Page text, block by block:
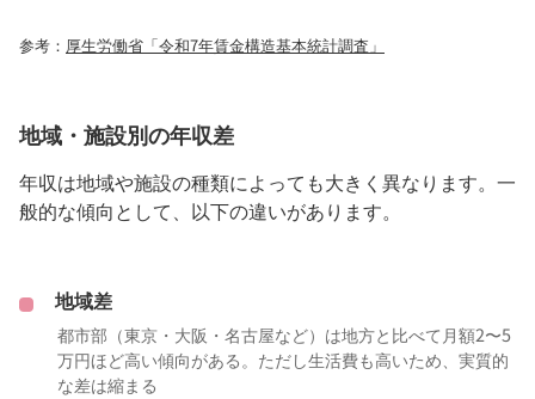
参考： 厚生労働省「令和7年賃金構造基本統計調査」
地域・施設別の年収差
年収は地域や施設の種類によっても大きく異なります。一
般的な傾向として、以下の違いがあります。
地域差
都市部（東京・大阪・名古屋など）は地方と比べて月額2〜5
万円ほど高い傾向がある。ただし生活費も高いため、実質的
な差は縮まる